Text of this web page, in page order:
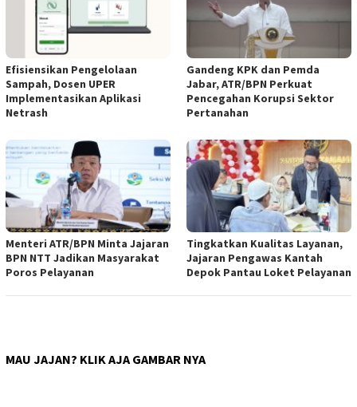
Efisiensikan Pengelolaan
Sampah, Dosen UPER
Implementasikan Aplikasi
Netrash
Gandeng KPK dan Pemda
Jabar, ATR/BPN Perkuat
Pencegahan Korupsi Sektor
Pertanahan
Menteri ATR/BPN Minta Jajaran
BPN NTT Jadikan Masyarakat
Poros Pelayanan
Tingkatkan Kualitas Layanan,
Jajaran Pengawas Kantah
Depok Pantau Loket Pelayanan
MAU JAJAN? KLIK AJA GAMBAR NYA